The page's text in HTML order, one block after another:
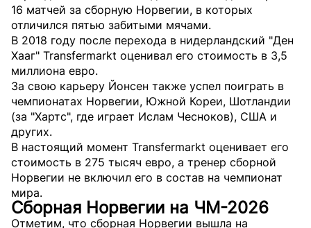
16 матчей за сборную Норвегии, в которых
отличился пятью забитыми мячами.
В 2018 году после перехода в нидерландский "Ден
Хааг" Transfermarkt оценивал его стоимость в 3,5
миллиона евро.
За свою карьеру Йонсен также успел поиграть в
чемпионатах Норвегии, Южной Кореи, Шотландии
(за "Хартс", где играет Ислам Чесноков), США и
других.
В настоящий момент Transfermarkt оценивает его
стоимость в 275 тысяч евро, а тренер сборной
Норвегии не включил его в состав на чемпионат
мира.
Сборная Норвегии на ЧМ-2026
Отметим, что сборная Норвегии вышла на